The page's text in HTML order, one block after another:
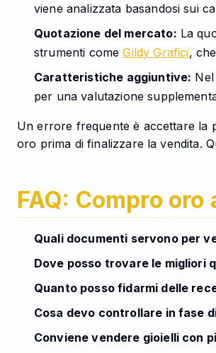
viene analizzata basandosi sui
Quotazione del mercato: La
strumenti comeGildy Grafici,
Caratteristiche aggiuntive:
per una valutazione
Un errore frequente è accettare la
oro prima di finalizzare la vendita.
FAQ: Compro oro
Quali documenti servono per
Dove posso trovare le migliori
Quanto posso fidarmi delle
Cosa devo controllare in fase
Conviene vendere gioielli con